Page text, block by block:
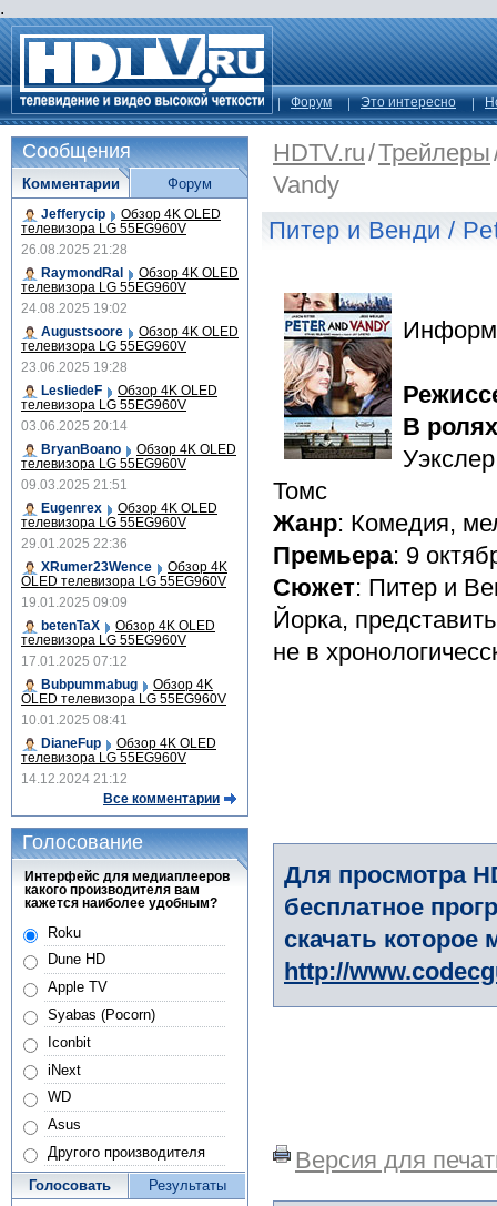
.
Форум Это интересно
HDTV.ru/Трейлеры
Vandy
Питер и Венди /
В ролях
Томс
Жанр: Комедия,
Премьера: 9
Сюжет: Питер и
Йорка,
не в
Для просмотра
бесплатное
скачать
http://
Версия для
Сообщения
Комментарии
Jefferycip Обзор 4K OLED
телевизора LG 55EG960V
26.08.2025 21:28
RaymondRal
Обзор 4K OLED
телевизора LG 55EG960V
24.08.2025 19:02
Augustsoore
Обзор 4K OLED
телевизора LG 55EG960V
23.06.2025 19:28
LesliedeF
Обзор 4K OLED
телевизора LG 55EG960V
03.06.2025 20:14
BryanBoano
Обзор 4K OLED
телевизора LG 55EG960V
09.03.2025 21:51
Eugenrex
Обзор 4K OLED
телевизора LG 55EG960V
29.01.2025 22:36
XRumer23Wence
Обзор 4K
OLED телевизора LG 55EG960V
19.01.2025 09:09
betenTaX
Обзор 4K OLED
телевизора LG 55EG960V
17.01.2025 07:12
Bubpummabug
Обзор 4K
OLED телевизора LG 55EG960V
10.01.2025 08:41
DianeFup
Обзор 4K OLED
телевизора LG 55EG960V
14.12.2024 21:12
Все комментарии
Форум
Голосование
Интерфейс для медиаплееров
какого производителя вам
кажется наиболее удобным?
Roku
Dune HD
Apple TV
Syabas (Pocorn)
Iconbit
iNext
WD
Asus
Другого производителя
Голосовать Результаты